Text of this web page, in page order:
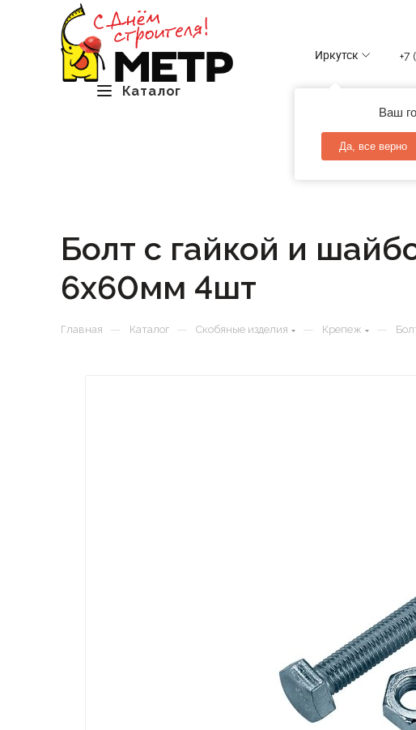
Каталог
Иркутск
Ваш
Да, все верно
+7
Болт с гайкой и
6х60мм 4шт
Главная — Каталог — Скобяные изделия — Крепеж —